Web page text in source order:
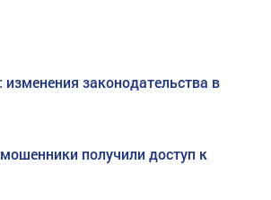
изменения законодательства в
получили доступ к